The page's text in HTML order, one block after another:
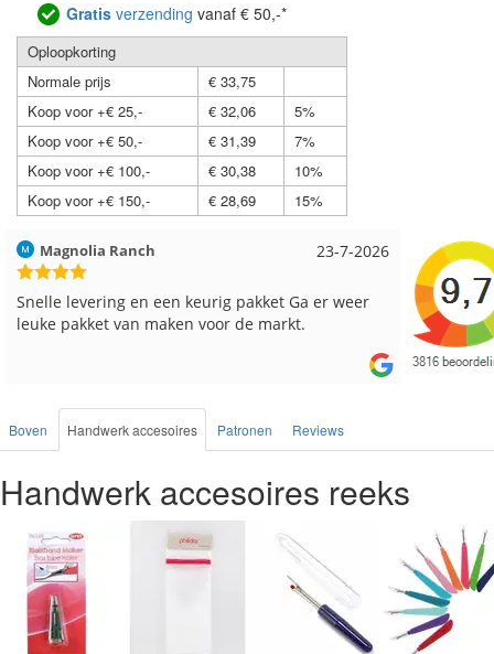
Gratis verzending vanaf € 50,-*
Oploopkorting
Normale prijs
€ 33,75
Koop voor +€ 25,-
€ 32,06
5%
Koop voor +€ 50,-
€ 31,39
7%
Koop voor +€ 100,-
€ 30,38
10%
Koop voor +€ 150,-
€ 28,69 15%
17-7-2026
Hilde uit Loyers
Reeds meerdere keren breigaren en breinaalden
besteld, altijd heel tevreden over de service.
Loes uit
Snelle
Boven Handwerk accesoires Patronen Reviews
Handwerk accesoires reeks